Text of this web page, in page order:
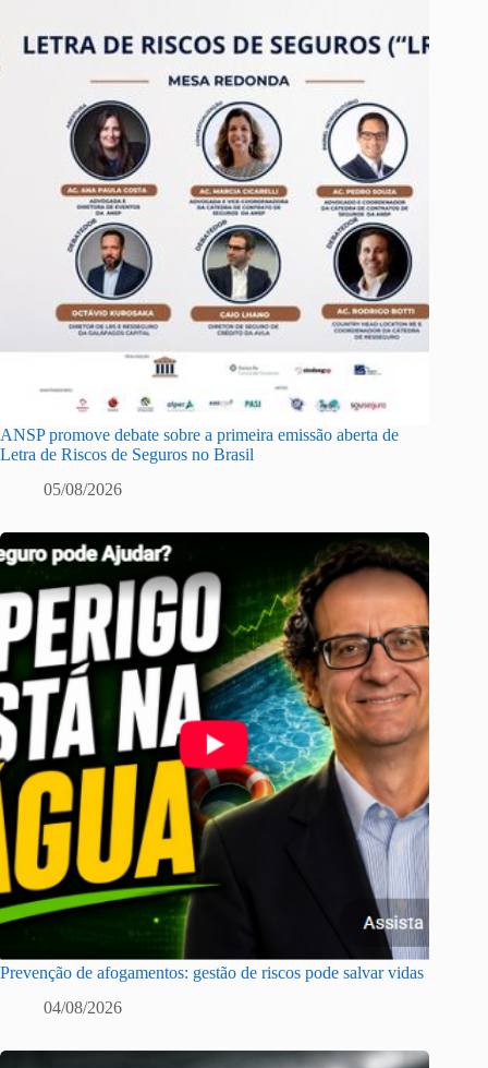
ANSP promove debate sobre a primeira emissão aberta de
Letra de Riscos de Seguros no Brasil
05/08/2026
Prevenção de afogamentos: gestão de riscos pode salvar vidas
04/08/2026